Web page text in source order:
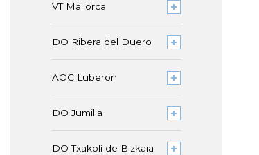
VT Mallorca
DO Ribera del Duero
AOC Luberon
DO Jumilla
DO Txakolí de Bizkaia